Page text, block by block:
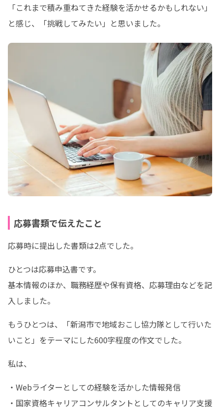
「これまで積み重ねてきた経験を活かせるかもしれない」
と感じ、「挑戦してみたい」と思いました。
応募書類で伝えたこと
応募時に提出した書類は2点でした。
ひとつは応募申込書です。
基本情報のほか、職務経歴や保有資格、応募理由などを記
入しました。
もうひとつは、「新潟市で地域おこし協力隊として行いた
いこと」をテーマにした600字程度の作文でした。
私は、
・Webライターとしての経験を活かした情報発信
・国家資格キャリアコンサルタントとしてのキャリア支援